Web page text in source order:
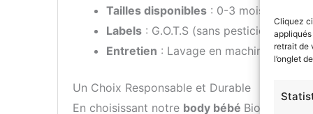
Cliquez
retrait de
l’onglet
Tailles disponibles: 0-3 mois à 12-18
Labels: G.O.T.S (sans pesticides ni
Entretien : Lavage en machine à froid
Un Choix Responsable et Durable
En choisissant notre body bébé Bio Les